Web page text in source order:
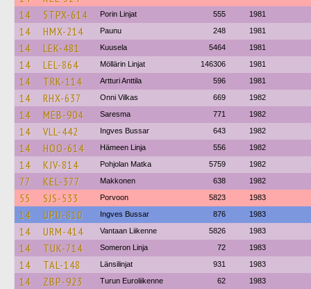
14 5TPX-614 Porin Linjat 555 1981
14 HMX-214 Paunu 248 1981
14 LEK-481 Kuusela 5464 1981
14 LEL-864 Möllärin Linjat 146306 1981
14 TRK-114 Artturi Anttila 596 1981
14 RHX-637 Onni Vilkas 669 1982
14 MEB-904 Saresma 771 1982
14 VLL-442 Ingves Bussar 643 1982
14 HOO-614 Hämeen Linja 556 1982
14 KJV-814 Pohjolan Matka 5759 1982
77 KEL-377 Makkonen 638 1982
55 SJS-533 Porvoon 5823 1983
14 UPU-810 Ingves Bussar 876 1983
14 URM-414 Vantaan Liikenne 5826 1983
14 TUK-714 Someron Linja 72 1983
14 TAL-148 Länsilinjat 931 1983
14 ZBP-923 Turun Euroliikenne 62 1983